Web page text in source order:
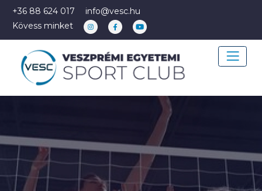
+36 88 624 017
info@vesc.hu
Kövess minket